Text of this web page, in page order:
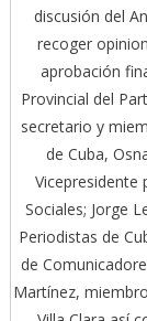
discusión del
recoger
aprobación
Provincial del
secretario y
de Cuba,
Vicepresidente
Sociales; Jorge
Periodistas de
de
Martínez,